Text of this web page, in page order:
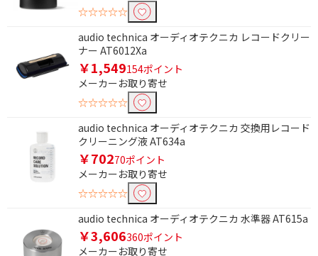
☆☆☆☆☆
audio technica オーディオテクニカ レコードクリー
ナー AT6012Xa
￥1,549154ポイント
メーカーお取り寄せ
☆☆☆☆☆
audio technica オーディオテクニカ 交換用レコード
クリーニング液 AT634a
￥70270ポイント
メーカーお取り寄せ
☆☆☆☆☆
audio technica オーディオテクニカ 水準器 AT615a
￥3,606360ポイント
メーカーお取り寄せ
ワイドFMで絞り込む
ワイドFM非対応
受信バンドで絞り込む
ラジオ非対応
ハイレゾで絞り込む
ハイレゾ非対応
Bluetoothで絞り込む
Bluetooth対応